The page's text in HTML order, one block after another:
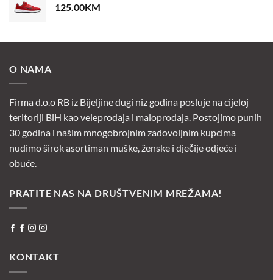
125.00KM
O NAMA
Firma d.o.o RB iz Bijeljine dugi niz godina posluje na cijeloj
teritoriji BiH kao veleprodaja i maloprodaja. Postojimo punih
30 godina i našim mnogobrojnim zadovoljnim kupcima
nudimo širok asortiman muške, ženske i dječije odjeće i
obuće.
PRATITE NAS NA DRUŠTVENIM MREŽAMA!
KONTAKT